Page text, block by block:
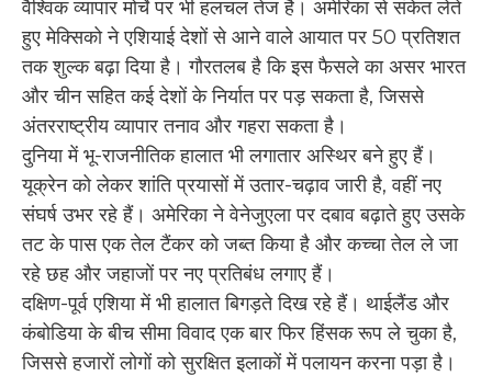
वैश्विक व्यापार मोर्चे पर भी हलचल तेज है। अमेरिका से संकेत लेते
हुए मेक्सिको ने एशियाई देशों से आने वाले आयात पर 50 प्रतिशत
तक शुल्क बढ़ा दिया है। गौरतलब है कि इस फैसले का असर भारत
और चीन सहित कई देशों के निर्यात पर पड़ सकता है, जिससे
अंतरराष्ट्रीय व्यापार तनाव और गहरा सकता है।
दुनिया में भू-राजनीतिक हालात भी लगातार अस्थिर बने हुए हैं।
यूक्रेन को लेकर शांति प्रयासों में उतार-चढ़ाव जारी है, वहीं नए
संघर्ष उभर रहे हैं। अमेरिका ने वेनेजुएला पर दबाव बढ़ाते हुए उसके
तट के पास एक तेल टैंकर को जब्त किया है और कच्चा तेल ले जा
रहे छह और जहाजों पर नए प्रतिबंध लगाए हैं।
दक्षिण-पूर्व एशिया में भी हालात बिगड़ते दिख रहे हैं। थाईलैंड और
कंबोडिया के बीच सीमा विवाद एक बार फिर हिंसक रूप ले चुका है,
जिससे हजारों लोगों को सुरक्षित इलाकों में पलायन करना पड़ा है।